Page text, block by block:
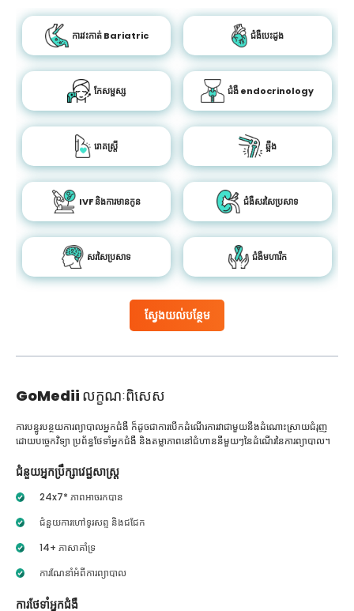
ស្វែងយល់បន្ថែម
ការវះកាត់ Bariatric ជំងឺបេះដូង
កែសម្ផស្ស ជំងឺ endocrinology
រោគស្ត្រី ឆ្អឹង
IVF និងការមានកូន ជំងឺសរសៃប្រសាទ
សរសៃប្រសាទ ជំងឺមហារីក
GoMedii លក្ខណៈពិសេស
ការបន្ធូរបន្ថយការព្យាបាលអ្នកជំងឺ ក៏ដូចជាការបើកដំណើរការវាជាមួយនឹងដំណោះស្រាយជំរុញ
ដោយបច្ចេកវិទ្យា ប្រព័ន្ធថែទាំអ្នកជំងឺ និងតម្លាភាពនៅជំហាននីមួយៗនៃដំណើរនៃការព្យាបាល។
ជំនួយអ្នកប្រឹក្សាវេជ្ជសាស្ត្រ
24x7* ភាពអាចរកបាន
ជំនួយការហៅទូរសព្ទ និងជជែក
14+ ភាសាគាំទ្រ
ការណែនាំអំពីការព្យាបាល
ការថែទាំអ្នកជំងឺ